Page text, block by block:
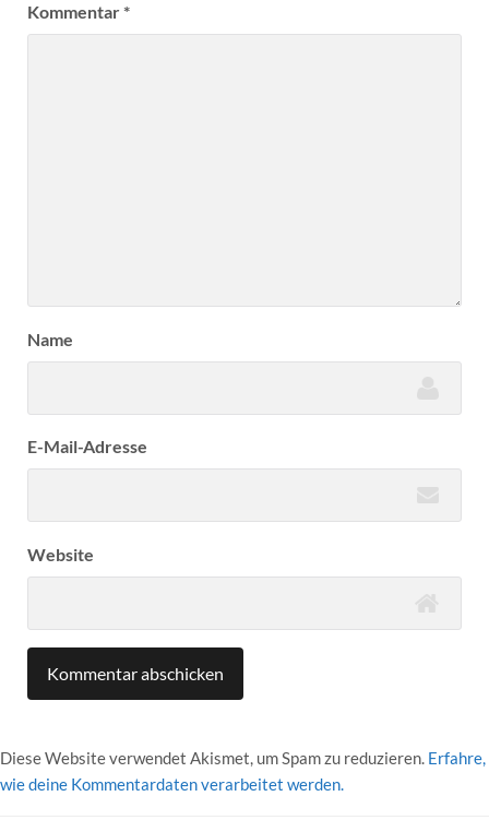
Kommentar*
Name
E-Mail-Adresse
Website
Diese Website verwendet Akismet, um Spam zu reduzieren. Erfahre,
wie deine Kommentardaten verarbeitet werden.